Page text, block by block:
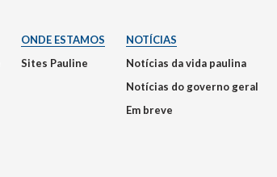
ONDE ESTAMOS
Sites Pauline
NOTÍCIAS
Notícias da vida paulina
Notícias do governo geral
Em breve